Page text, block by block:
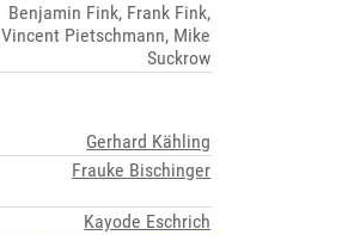
Benjamin Fink, Frank Fink,
Vincent Pietschmann, Mike
Suckrow
Gerhard Kähling
Frauke Bischinger
Kayode Eschrich